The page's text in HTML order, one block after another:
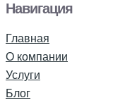
Навигация
Главная
О компании
Услуги
Блог